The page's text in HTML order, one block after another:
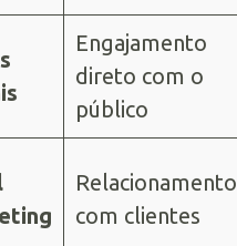
Engajamento
direto com o
público
Relacionamento
com clientes